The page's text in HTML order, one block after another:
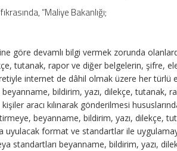
“Maliye Bakanlığı;
göre devamlı bilgi vermek zorunda
tutanak, rapor ve diğer belgelerin, şifre,
internet de dâhil olmak üzere her türlü
bildirim, yazı, dilekçe, tutanak,
aracı kılınarak gönderilmesi
beyanname, bildirim, yazı, dilekçe,
uyulacak format ve standartlar ile
standartları beyanname, bildirim, yazı,